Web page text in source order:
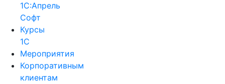
1С:Апрель
Софт
Курсы
1С
Мероприятия
Корпоративным
клиентам